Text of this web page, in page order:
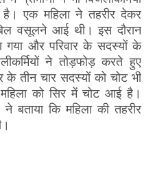
एक महिला ने तहरीर देकर
वसूलने आई थी। इस दौरान
गया और परिवार के सदस्यों के
ने तोड़फोड़ करते हुए
तीन चार सदस्यों को चोट भी
को सिर में चोट आई है।
ने बताया कि महिला की तहरीर